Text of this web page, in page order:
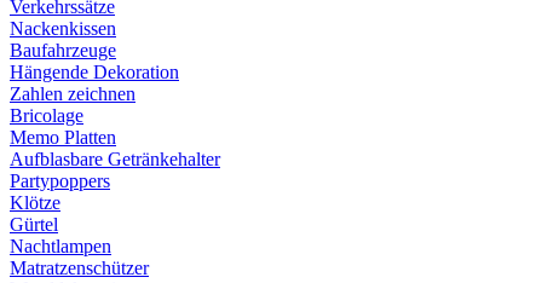
Verkehrssätze
Nackenkissen
Baufahrzeuge
Hängende Dekoration
Zahlen zeichnen
Bricolage
Memo Platten
Aufblasbare Getränkehalter
Partypoppers
Klötze
Gürtel
Nachtlampen
Matratzenschützer